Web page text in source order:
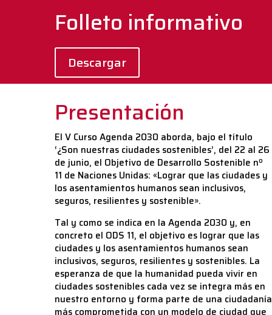
Folleto informativo
Descargar
Presentación
El V Curso Agenda 2030 aborda, bajo el título
‘¿Son nuestras ciudades sostenibles’, del 22 al 26
de junio, el Objetivo de Desarrollo Sostenible nº
11 de Naciones Unidas: «Lograr que las ciudades y
los asentamientos humanos sean inclusivos,
seguros, resilientes y sostenible».
Tal y como se indica en la Agenda 2030 y, en
concreto el ODS 11, el objetivo es lograr que las
ciudades y los asentamientos humanos sean
inclusivos, seguros, resilientes y sostenibles. La
esperanza de que la humanidad pueda vivir en
ciudades sostenibles cada vez se integra más en
nuestro entorno y forma parte de una ciudadanía
más comprometida con un modelo de ciudad que